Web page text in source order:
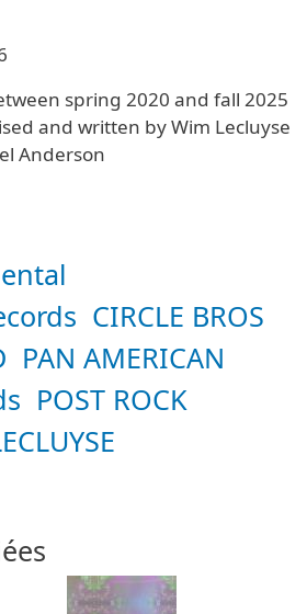
spring 2020 and fall 2025
and written by Wim Lecluyse
Anderson
CIRCLE BROS
PAN AMERICAN
POST ROCK